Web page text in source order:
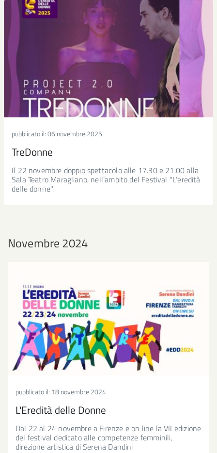
pubblicato il:06 novembre 2025
TreDonne
Il 22 novembre doppio spettacolo alle 17.30 e 21.00 alla
Sala Teatro Maragliano, nell’ambito del Festival "L’eredità
delle donne".
Novembre 2024
pubblicato il: 18 novembre 2024
L'Eredità delle Donne
Dal 22 al 24 novembre a Firenze e on line la VII edizione
del festival dedicato alle competenze femminili,
direzione artistica di Serena Dandini